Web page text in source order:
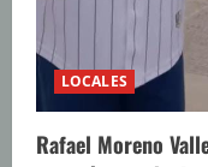
LOCALES
Rafael Moreno